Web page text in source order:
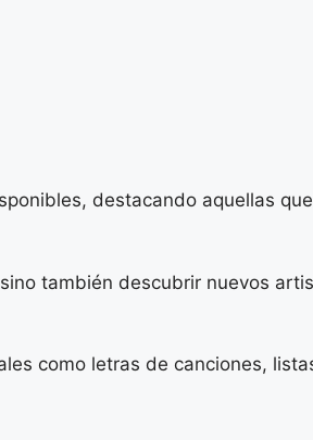
destacando aquellas
también descubrir nuevos
como letras de canciones,